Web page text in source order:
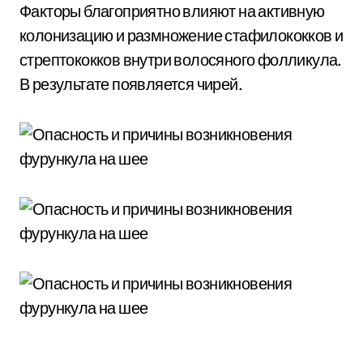
Факторы благоприятно влияют на активную
колонизацию и размножение стафилококков и
стрептококков внутри волосяного фолликула.
В результате появляется чирей.